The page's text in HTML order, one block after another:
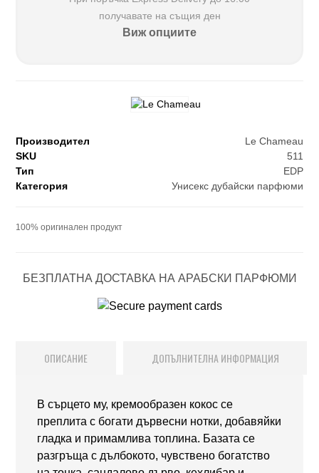
получавате на същия ден
Виж опциите
Производител
Le Chameau
SKU
511
Тип
EDP
Категория
Унисекс дубайски парфюми
100% оригинален продукт
БЕЗПЛАТНА ДОСТАВКА НА АРАБСКИ ПАРФЮМИ
ОПИСАНИЕ ДОПЪЛНИТЕЛНА ИНФОРМАЦИЯ
В сърцето му, кремообразен кокос се
преплита с богати дървесни нотки, добавяйки
гладка и примамлива топлина. Базата се
разгръща с дълбокото, чувствено богатство